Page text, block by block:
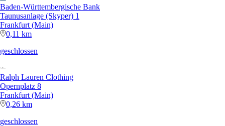
Baden-Württembergische Bank
Taunusanlage (Skyper) 1
Frankfurt (Main)
0,11 km
geschlossen
Ralph Lauren Clothing
Opernplatz 8
Frankfurt (Main)
0,26 km
geschlossen